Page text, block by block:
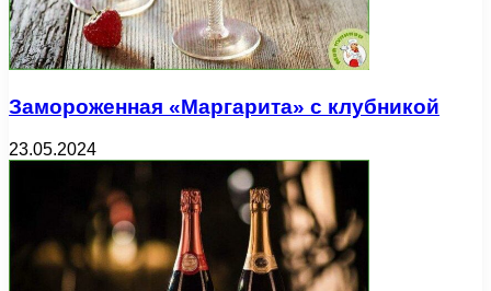
Замороженная «Маргарита» с клубникой
23.05.2024